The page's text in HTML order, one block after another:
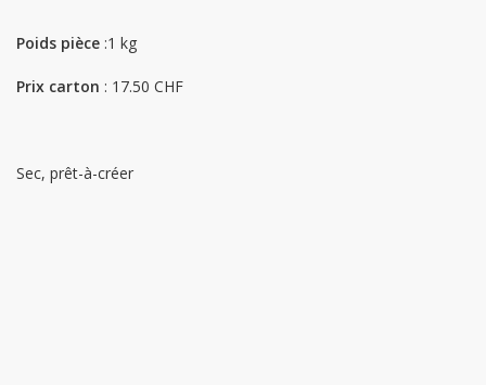
Poids pièce :1 kg
Prix carton : 17.50 CHF
Sec, prêt-à-créer